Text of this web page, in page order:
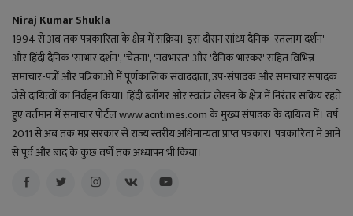
Niraj Kumar Shukla
1994 से अब तक पत्रकारिता के क्षेत्र में सक्रिय। इस दौरान सांध्य दैनिक 'रतलाम दर्शन'
और हिंदी दैनिक 'साभार दर्शन', 'चेतना', 'नवभारत' और 'दैनिक भास्कर' सहित विभिन्न
समाचार-पत्रों और पत्रिकाओं में पूर्णकालिक संवाददाता, उप-संपादक और समाचार संपादक
जैसे दायित्वों का निर्वहन किया। हिंदी ब्लॉगर और स्वतंत्र लेखन के क्षेत्र में निरंतर सक्रिय रहते
हुए वर्तमान में समाचार पोर्टल www.acntimes.com के मुख्य संपादक के दायित्व में। वर्ष
2011 से अब तक मप्र सरकार से राज्य स्तरीय अधिमान्यता प्राप्त पत्रकार। पत्रकारिता में आने
से पूर्व और बाद के कुछ वर्षों तक अध्यापन भी किया।